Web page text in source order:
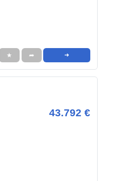
★ ➦ ➜
43.792 €